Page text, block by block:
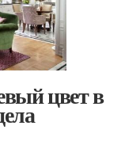
цвет в